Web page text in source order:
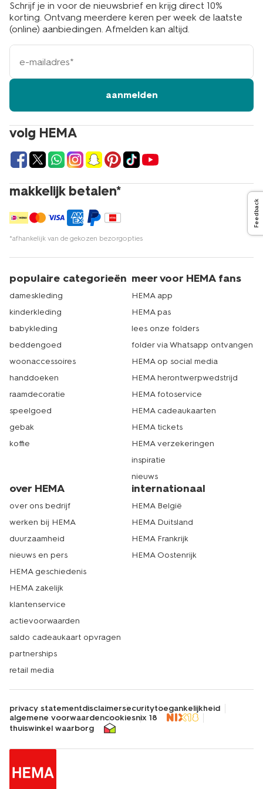
volg HEMA
makkelijk betalen*
*afhankelijk van de gekozen bezorgopties
Schrijf je in voor de nieuwsbrief en krijg direct 10%
korting. Ontvang meerdere keren per week de laatste
(online) aanbiedingen. Afmelden kan altijd.
e-
mailadres
aanmelden
populaire categorieën
dameskleding
kinderkleding
babykleding
beddengoed
woonaccessoires
handdoeken
raamdecoratie
speelgoed
gebak
koffie
meer voor HEMA fans
HEMA app
HEMA pas
lees onze folders
folder via Whatsapp ontvangen
HEMA op social media
HEMA herontwerpwedstrijd
HEMA fotoservice
HEMA cadeaukaarten
HEMA tickets
HEMA verzekeringen
inspiratie
nieuws
over HEMA
over ons bedrijf
werken bij HEMA
duurzaamheid
nieuws en pers
HEMA geschiedenis
HEMA zakelijk
klantenservice
actievoorwaarden
saldo cadeaukaart opvragen
partnerships
retail media
internationaal
HEMA België
HEMA Duitsland
HEMA Frankrijk
HEMA Oostenrijk
privacy statementdisclaimersecuritytoegankelijkheid
algemene voorwaardencookiesnix 18
thuiswinkel waarborg
Feedback